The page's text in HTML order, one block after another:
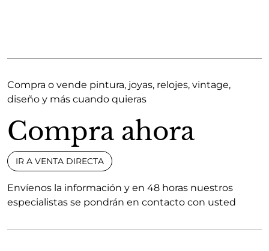
Compra o vende pintura, joyas, relojes, vintage,
diseño y más cuando quieras
Compra ahora
IR A VENTA DIRECTA
Envíenos la información y en 48 horas nuestros
especialistas se pondrán en contacto con usted